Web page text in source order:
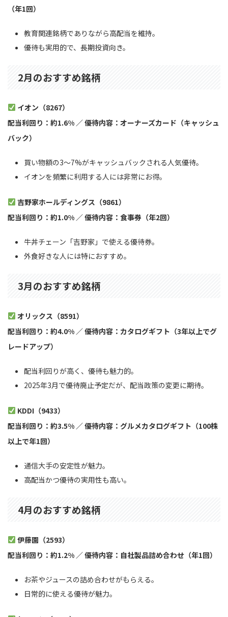
（年1回）
教育関連銘柄でありながら高配当を維持。
優待も実用的で、長期投資向き。
2月のおすすめ銘柄
イオン（8267）
配当利回り：約1.6% ／ 優待内容：オーナーズカード（キャッシュ
バック）
買い物額の3〜7%がキャッシュバックされる人気優待。
イオンを頻繁に利用する人には非常にお得。
吉野家ホールディングス（9861）
配当利回り：約1.0% ／ 優待内容：食事券（年2回）
牛丼チェーン「吉野家」で使える優待券。
外食好きな人には特におすすめ。
3月のおすすめ銘柄
オリックス（8591）
配当利回り：約4.0% ／ 優待内容：カタログギフト（3年以上でグ
レードアップ）
配当利回りが高く、優待も魅力的。
2025年3月で優待廃止予定だが、配当政策の変更に期待。
KDDI（9433）
配当利回り：約3.5% ／ 優待内容：グルメカタログギフト（100株
以上で年1回）
通信大手の安定性が魅力。
高配当かつ優待の実用性も高い。
4月のおすすめ銘柄
伊藤園（2593）
配当利回り：約1.2% ／ 優待内容：自社製品詰め合わせ（年1回）
お茶やジュースの詰め合わせがもらえる。
日常的に使える優待が魅力。